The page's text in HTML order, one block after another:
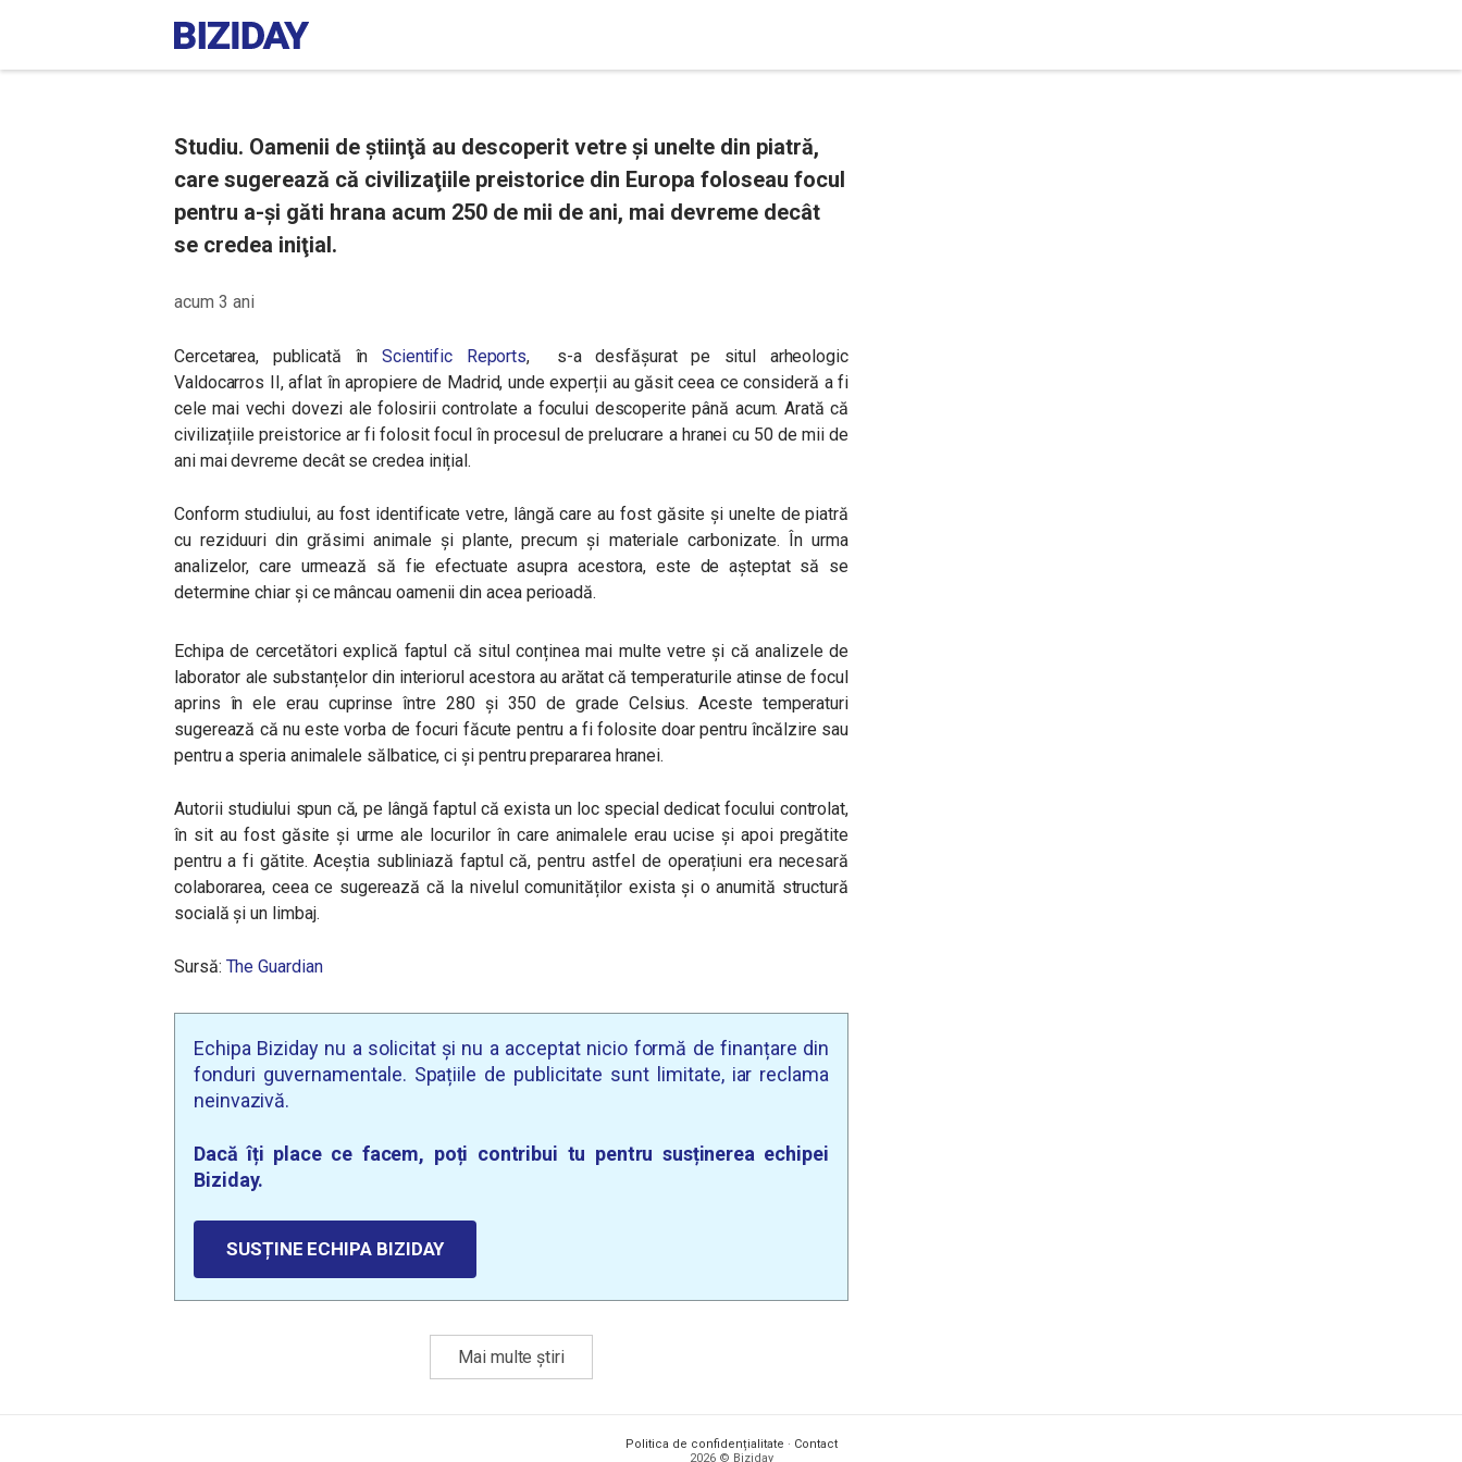
Studiu. Oamenii de ştiinţă au descoperit vetre şi unelte din piatră,
care sugerează că civilizaţiile preistorice din Europa foloseau focul
pentru a-şi găti hrana acum 250 de mii de ani, mai devreme decât
se credea iniţial.
acum 3 ani
Cercetarea, publicată în Scientific Reports, s-a desfășurat pe situl arheologic
Valdocarros II, aflat în apropiere de Madrid, unde experții au găsit ceea ce consideră a fi
cele mai vechi dovezi ale folosirii controlate a focului descoperite până acum. Arată că
civilizațiile preistorice ar fi folosit focul în procesul de prelucrare a hranei cu 50 de mii de
ani mai devreme decât se credea inițial.
Conform studiului, au fost identificate vetre, lângă care au fost găsite și unelte de piatră
cu reziduuri din grăsimi animale şi plante, precum şi materiale carbonizate. În urma
analizelor, care urmează să fie efectuate asupra acestora, este de așteptat să se
determine chiar și ce mâncau oamenii din acea perioadă.
Echipa de cercetători explică faptul că situl conținea mai multe vetre și că analizele de
laborator ale substanțelor din interiorul acestora au arătat că temperaturile atinse de focul
aprins în ele erau cuprinse între 280 și 350 de grade Celsius. Aceste temperaturi
sugerează că nu este vorba de focuri făcute pentru a fi folosite doar pentru încălzire sau
pentru a speria animalele sălbatice, ci și pentru prepararea hranei.
Autorii studiului spun că, pe lângă faptul că exista un loc special dedicat focului controlat,
în sit au fost găsite și urme ale locurilor în care animalele erau ucise și apoi pregătite
pentru a fi gătite. Aceștia subliniază faptul că, pentru astfel de operațiuni era necesară
colaborarea, ceea ce sugerează că la nivelul comunităților exista și o anumită structură
socială și un limbaj.
Sursă: The Guardian
Echipa Biziday nu a solicitat și nu a acceptat nicio formă de finanțare din
fonduri guvernamentale. Spațiile de publicitate sunt limitate, iar reclama
neinvazivă.
Dacă îți place ce facem, poți contribui tu pentru susținerea echipei
Biziday.
SUSȚINE ECHIPA BIZIDAY
Mai multe știri
Politica de confidențialitate · Contact
2026 © Biziday